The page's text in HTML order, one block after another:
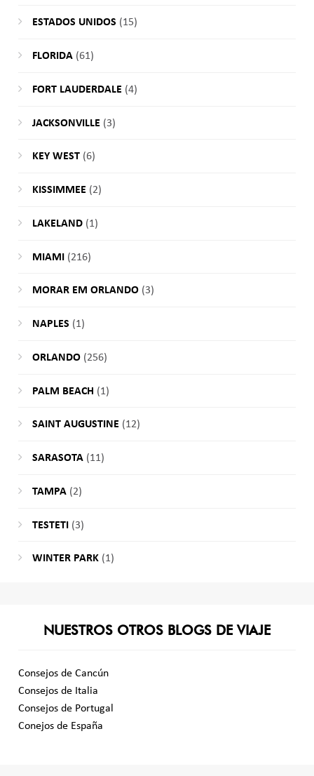
ESTADOS UNIDOS (15)
FLORIDA(61)
FORT LAUDERDALE (4)
JACKSONVILLE (3)
KEY WEST(6)
KISSIMMEE (2)
LAKELAND(1)
MIAMI(216)
MORAR EM ORLANDO(3)
NAPLES (1)
ORLANDO(256)
PALM BEACH (1)
SAINT AUGUSTINE (12)
SARASOTA(11)
TAMPA(2)
TESTETI(3)
WINTER PARK(1)
NUESTROS OTROS BLOGS DE VIAJE
Consejos de Cancún
Consejos de Italia
Consejos de Portugal
Conejos de España